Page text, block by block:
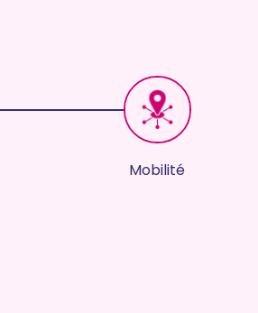
Mobilité